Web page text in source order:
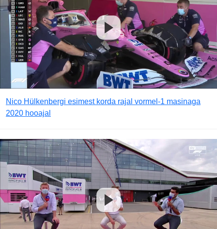
Nico Hülkenbergi esimest korda rajal vormel-1 masinaga
2020 hooajal